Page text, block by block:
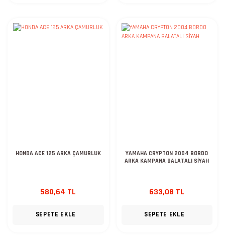
HONDA ACE 125 ARKA ÇAMURLUK
580,64 TL
SEPETE EKLE
YAMAHA CRYPTON 2004 BORDO
ARKA KAMPANA BALATALI SİYAH
633,08 TL
SEPETE EKLE